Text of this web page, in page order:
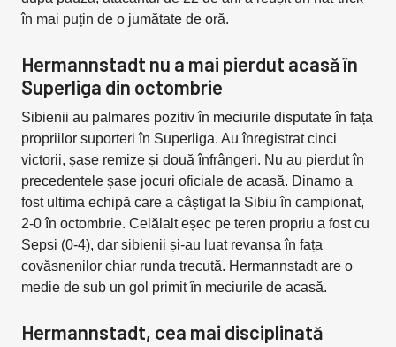
în mai puțin de o jumătate de oră.
Hermannstadt nu a mai pierdut acasă în
Superliga din octombrie
Sibienii au palmares pozitiv în meciurile disputate în fața
propriilor suporteri în Superliga. Au înregistrat cinci
victorii, șase remize și două înfrângeri. Nu au pierdut în
precedentele șase jocuri oficiale de acasă. Dinamo a
fost ultima echipă care a câștigat la Sibiu în campionat,
2-0 în octombrie. Celălalt eșec pe teren propriu a fost cu
Sepsi (0-4), dar sibienii și-au luat revanșa în fața
covăsnenilor chiar runda trecută. Hermannstadt are o
medie de sub un gol primit în meciurile de acasă.
Hermannstadt, cea mai disciplinată